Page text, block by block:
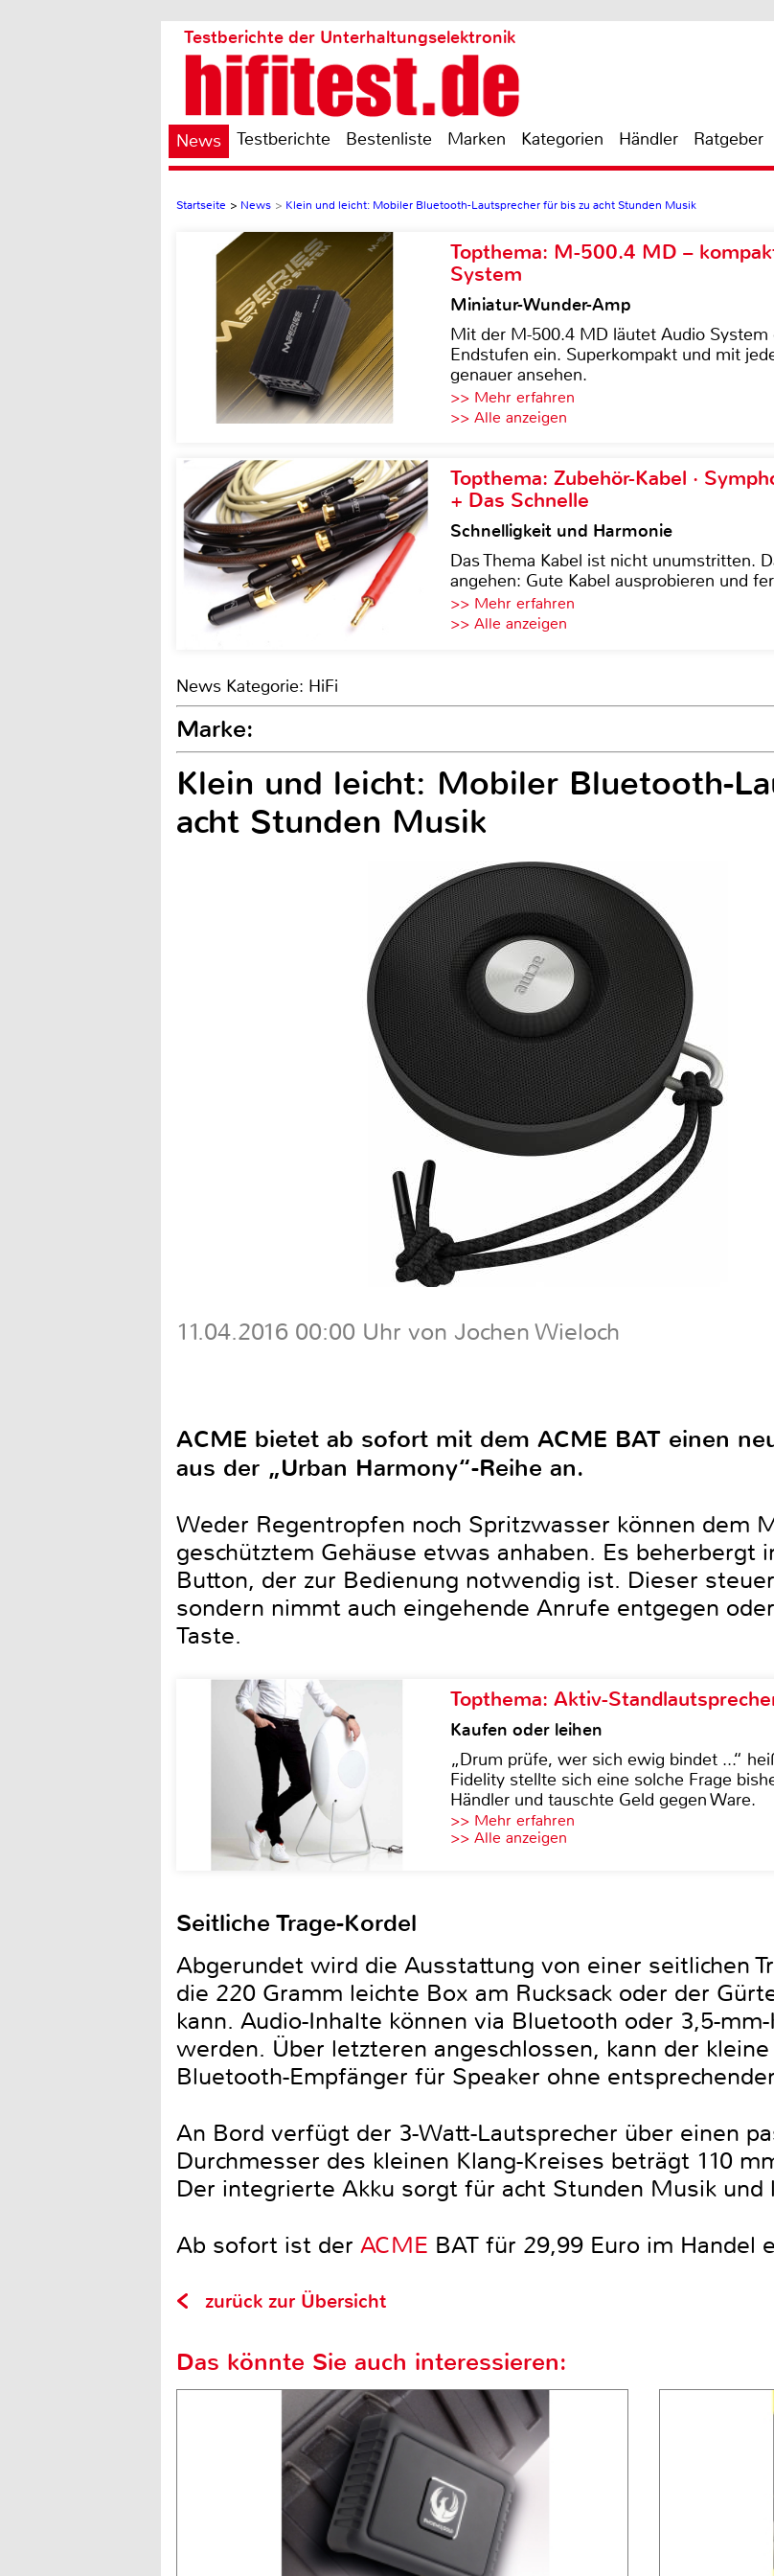
Testberichte der Unterhaltungselektronik
News Testberichte Bestenliste Marken Kategorien Händler Ratgeber
Startseite > News > Klein und leicht: Mobiler Bluetooth-Lautsprecher für bis zu acht Stunden Musik
Topthema: M-500.4 MD –
System
Miniatur-Wunder-Amp
Mit der M-500.4 MD läutet Audio
Endstufen ein. Superkompakt und mit
genauer ansehen.
>> Mehr erfahren
>> Alle anzeigen
Topthema: Zubehör-Kabel ·
+ Das Schnelle
Schnelligkeit und Harmonie
Das Thema Kabel ist nicht unumstritten.
angehen: Gute Kabel ausprobieren und
>> Mehr erfahren
>> Alle anzeigen
News Kategorie: HiFi
Marke:
Klein und leicht: Mobiler Bluetooth-
acht Stunden Musik
11.04.2016 00:00 Uhr von Jochen Wieloch
ACME bietet ab sofort mit dem ACME BAT einen
aus der „Urban Harmony“-Reihe an.
Weder Regentropfen noch Spritzwasser können dem
geschütztem Gehäuse etwas anhaben. Es beherbergt
Button, der zur Bedienung notwendig ist. Dieser
sondern nimmt auch eingehende Anrufe entgegen
Taste.
Topthema: Aktiv-
Kaufen oder leihen
„Drum prüfe, wer sich ewig bindet ...“
Fidelity stellte sich eine solche Frage
Händler und tauschte Geld gegen Ware.
>> Mehr erfahren
>> Alle anzeigen
Seitliche Trage-Kordel
Abgerundet wird die Ausstattung von einer seitlichen
die 220 Gramm leichte Box am Rucksack oder der
kann. Audio-Inhalte können via Bluetooth oder 3,5-
werden. Über letzteren angeschlossen, kann der
Bluetooth-Empfänger für Speaker ohne
An Bord verfügt der 3-Watt-Lautsprecher über einen
Durchmesser des kleinen Klang-Kreises beträgt 110
Der integrierte Akku sorgt für acht Stunden Musik und
Ab sofort ist der ACME BAT für 29,99 Euro im Handel
zurück zur Übersicht
Das könnte Sie auch interessieren: